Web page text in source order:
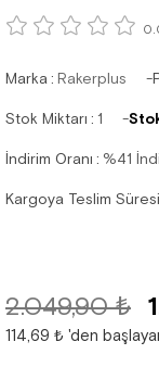
Marka : Rakerplus
Stok Miktarı : 1
İndirim Oranı : %41
Kargoya Teslim Süresi
2.049,90 ₺
114,69 ₺ 'den